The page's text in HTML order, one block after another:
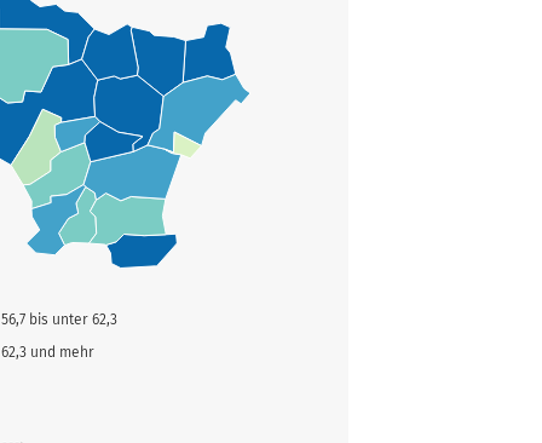
56,7 bis unter 62,3
62,3 und mehr